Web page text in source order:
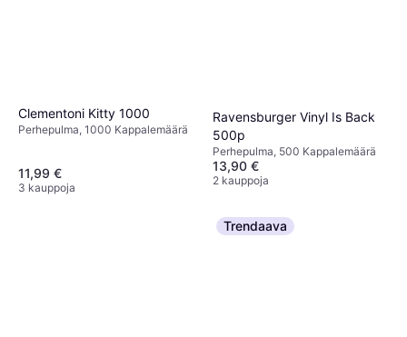
Clementoni Kitty 1000
Perhepulma, 1000 Kappalemäärä
11,99 €
3 kauppoja
Ravensburger Vinyl Is Back
500p
Perhepulma, 500 Kappalemäärä
13,90 €
2 kauppoja
Trendaava